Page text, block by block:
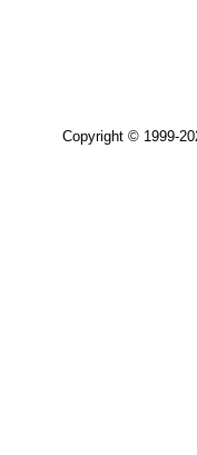
Copyright © 1999-